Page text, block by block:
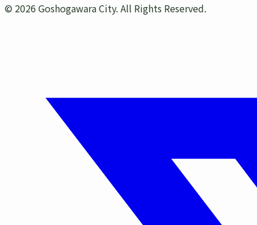
© 2026 Goshogawara City. All Rights Reserved.